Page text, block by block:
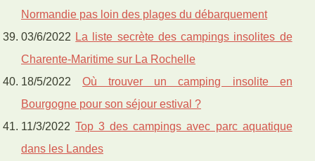
Normandie pas loin des plages du débarquement
03/6/2022 La liste secrète des campings insolites de
Charente-Maritime sur La Rochelle
18/5/2022Où trouver un camping insolite en
Bourgogne pour son séjour estival ?
11/3/2022Top 3 des campings avec parc aquatique
dans les Landes